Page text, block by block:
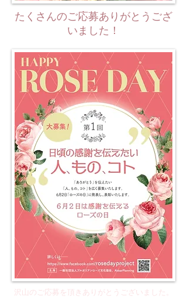
​たくさんのご応募ありがとうござ
いました！
沢山のご応募を頂きありがとうございました。